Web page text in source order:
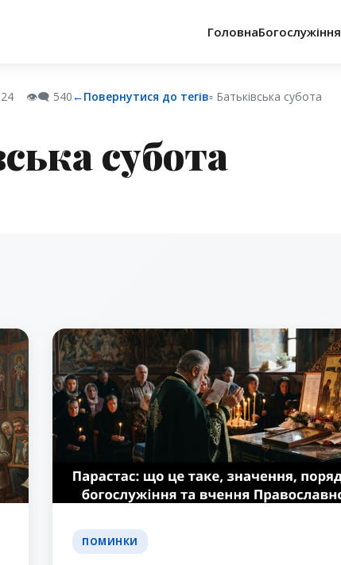
ГоловнаБогослужіння
👁️‍🗨️ 540 ←Повернутися до тегів▫︎ Батьківська субота
субота
ПОМИНКИ